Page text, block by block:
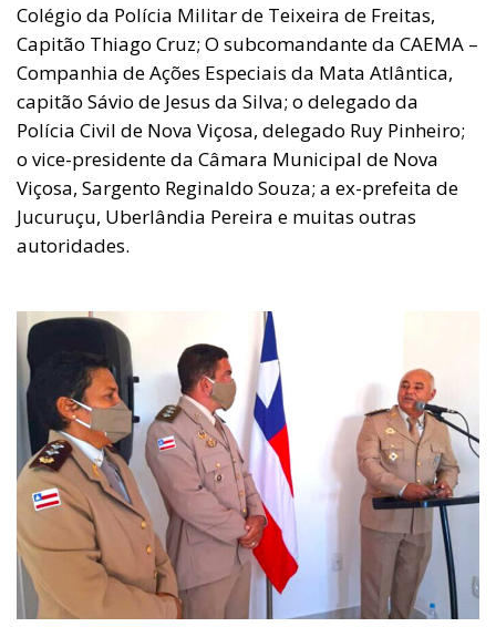
Colégio da Polícia Militar de Teixeira de Freitas,
Capitão Thiago Cruz; O subcomandante da CAEMA –
Companhia de Ações Especiais da Mata Atlântica,
capitão Sávio de Jesus da Silva; o delegado da
Polícia Civil de Nova Viçosa, delegado Ruy Pinheiro;
o vice-presidente da Câmara Municipal de Nova
Viçosa, Sargento Reginaldo Souza; a ex-prefeita de
Jucuruçu, Uberlândia Pereira e muitas outras
autoridades.